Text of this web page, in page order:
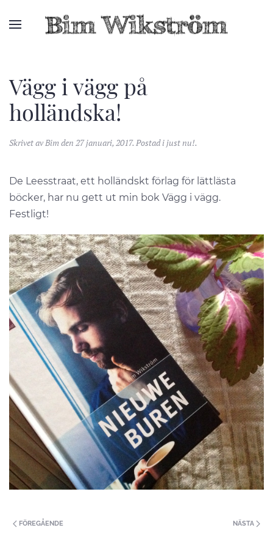
Vägg i vägg på
holländska!
Skrivet avBimden 27 januari, 2017. Postad ijust nu!.
De Leesstraat, ett holländskt förlag för lättlästa
böcker, har nu gett ut min bok Vägg i vägg.
Festligt!
FÖREGÅENDE NÄSTA